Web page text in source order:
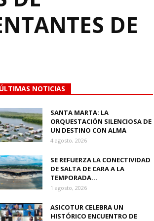
DE
NOTICIAS
SANTA MARTA: LA
ORQUESTACIÓN SILENCIOSA DE
UN DESTINO CON ALMA
4 agosto, 2026
SE REFUERZA LA CONECTIVIDAD
DE SALTA DE CARA A LA
TEMPORADA...
1 agosto, 2026
ASICOTUR CELEBRA UN
HISTÓRICO ENCUENTRO DE